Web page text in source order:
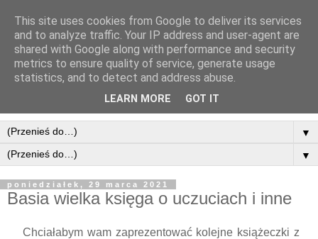
▼
▼
poniedziałek, 29 marca 2021
Basia wielka księga o uczuciach i inne
Chciałabym wam zaprezentować kolejne książeczki z
This site uses cookies from Google to deliver its services
and to analyze traffic. Your IP address and user-agent are
shared with Google along with performance and security
metrics to ensure quality of service, generate usage
statistics, and to detect and address abuse.
LEARN MORE GOT IT